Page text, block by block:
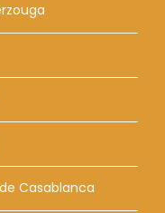
Casablanca